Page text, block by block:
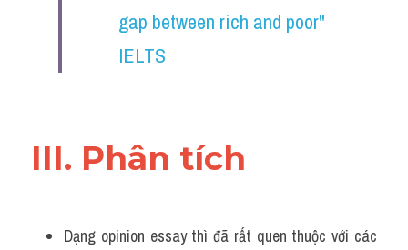
gap between rich and poor"
IELTS
III. Phân tích
Dạng opinion essay thì đã rất quen thuộc với các